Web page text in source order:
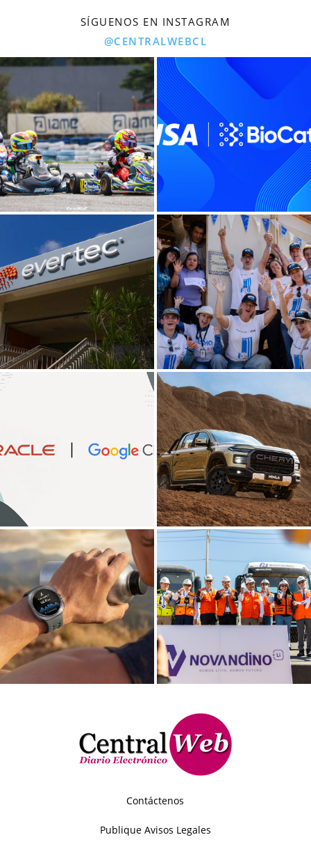
SÍGUENOS EN INSTAGRAM
@CENTRALWEBCL
Contáctenos
Publique Avisos Legales